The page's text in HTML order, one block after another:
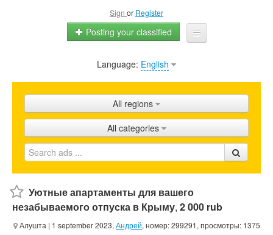
Sign or Register
Posting your classified
Home
Shops
Promotion
FAQ
Blog
Language: English
All regions
All categories
Уютные апартаменты для вашего
незабываемого отпуска в Крыму, 2 000 rub
Алушта | 1 september 2023, Андрей, номер: 299291, просмотры: 1375